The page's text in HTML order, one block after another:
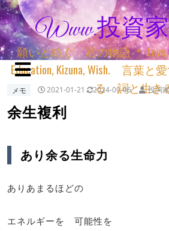
Www.投資
願いと紡ぐ 君の物語 ＊ Love,
Education, Kizuna, Wish. 言葉
る 詞と生き
メモ 2021-01-21 2024-09-06 投詞家
余生複利
あり余る生命力
ありあまるほどの
エネルギーを 可能性を